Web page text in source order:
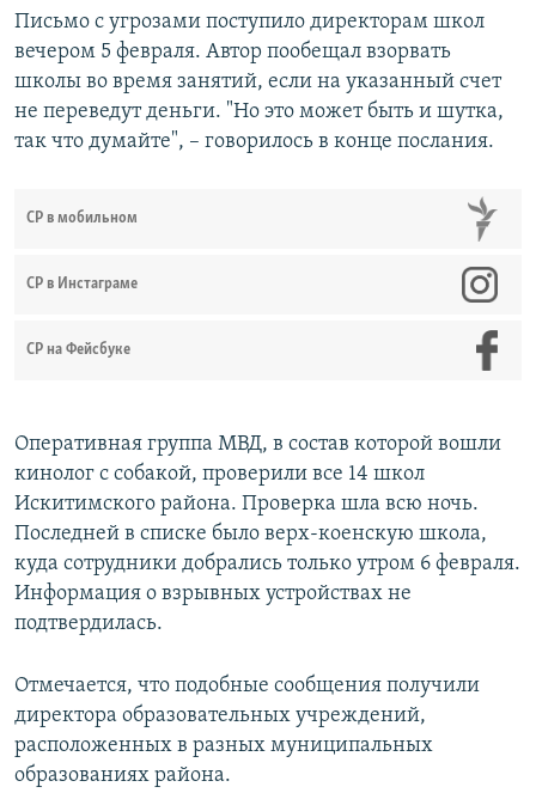
Письмо с угрозами поступило директорам школ
вечером 5 февраля. Автор пообещал взорвать
школы во время занятий, если на указанный счет
не переведут деньги. "Но это может быть и шутка,
так что думайте", – говорилось в конце послания.
СР в мобильном
СР в Инстаграме
СР на Фейсбуке
Оперативная группа МВД, в состав которой вошли
кинолог с собакой, проверили все 14 школ
Искитимского района. Проверка шла всю ночь.
Последней в списке было верх-коенскую школа,
куда сотрудники добрались только утром 6 февраля.
Информация о взрывных устройствах не
подтвердилась.
Отмечается, что подобные сообщения получили
директора образовательных учреждений,
расположенных в разных муниципальных
образованиях района.